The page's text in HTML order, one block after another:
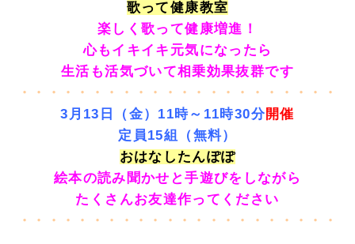
歌って健康教室
楽しく歌って健康増進！
心もイキイキ元気になったら
生活も活気づいて相乗効果抜群です
・・・・・・・・・・・・・・・・・・・・・・
3月13日（金）11時～11時30分開催
定員15組（無料）
おはなしたんぽぽ
絵本の読み聞かせと手遊びをしながら
たくさんお友達作ってください
・・・・・・・・・・・・・・・・・・・・・・